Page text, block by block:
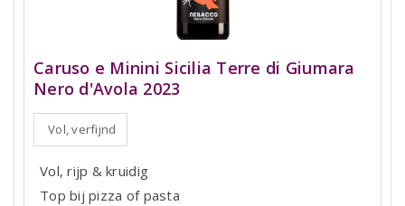
Caruso e Minini Sicilia Terre di Giumara
Nero d'Avola 2023
Vol, verfijnd
Vol, rijp & kruidig
Top bij pizza of pasta